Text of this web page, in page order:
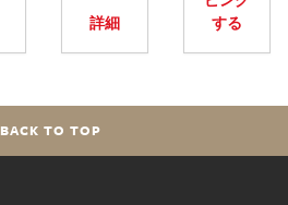
詳細
する
BACK TO TOP